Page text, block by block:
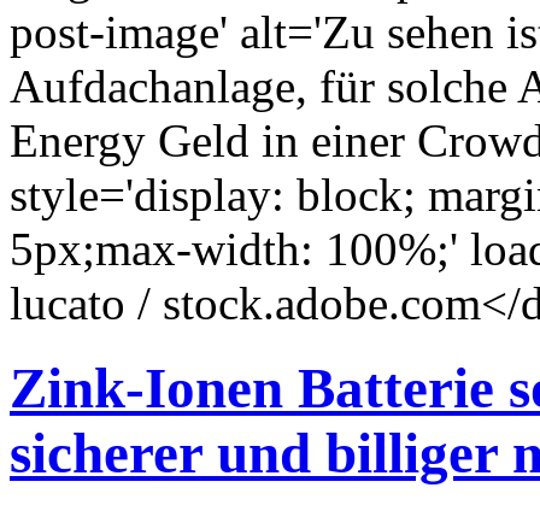
post-image' alt='Zu sehen
Aufdachanlage, für solche
Energy Geld in einer
style='display: block;
5px;max-width: 100%;'
lucato /
Zink-Ionen Batterie
sicherer und billiger